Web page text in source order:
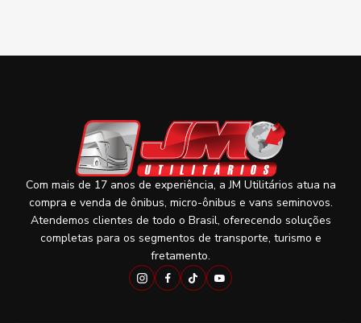
Com mais de 17 anos de experiência, a JM Utilitários atua na
compra e venda de ônibus, micro-ônibus e vans seminovos.
Atendemos clientes de todo o Brasil, oferecendo soluções
completas para os segmentos de transporte, turismo e
fretamento.